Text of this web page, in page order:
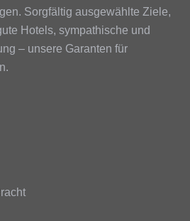
Sorgfältig ausgewählte Ziele,
Hotels, sympathische und
– unsere Garanten für